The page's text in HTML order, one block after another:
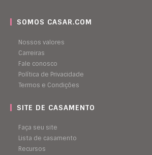
SOMOS CASAR.COM
Nossos valores
Carreiras
Fale conosco
Política de Privacidade
Termos e Condições
SITE DE CASAMENTO
Faça seu site
Lista de casamento
Recursos